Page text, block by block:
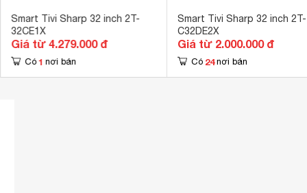
Trọng lượng có chân 3.9 kg
Kích thước không chân, treo tường 72 x 42.7 x
Trọng lượng không có chân 3.8 kg
Smart Tivi Sharp 32 inch 2T-
32CE1X
Giá từ 4.279.000 đ
Có 1 nơi bán
Smart Tivi Sharp 32 inch 2T-
C32DE2X
Giá từ 2.000.000 đ
Có 24 nơi bán